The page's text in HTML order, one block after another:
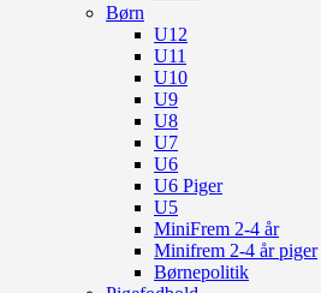
Børn
U12
U11
U10
U9
U8
U7
U6
U6 Piger
U5
MiniFrem 2-4 år
Minifrem 2-4 år piger
Børnepolitik